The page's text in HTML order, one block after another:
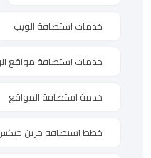
خدمات استضافة الويب
خدمات استضافة مواقع
خدمة استضافة المواقع
خطط استضافة جرين